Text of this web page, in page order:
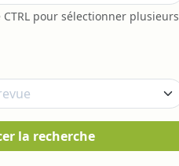
pour sélectionner plusieurs
la recherche